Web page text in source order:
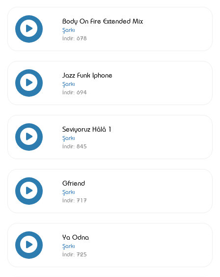
Body On Fire Extended Mix
Şarkı
İndir: 678
Jazz Funk Iphone
Şarkı
İndir: 694
Seviyoruz Hâlâ 1
Şarkı
İndir: 845
Gfriend
Şarkı
İndir: 717
Ya Odna
Şarkı
İndir: 725